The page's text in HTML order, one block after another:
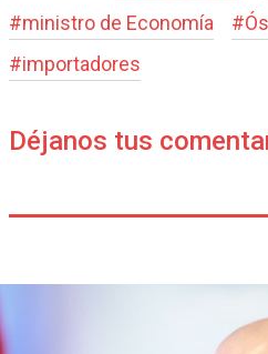
#ministro de Economía #
#importadores
Déjanos tus